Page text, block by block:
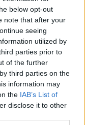
below opt-out
note that after your
seeing
utilized by
parties prior to
of the further
third parties on the
information may
the IAB’s List of
disclose it to other
σε 13.65,
τώρα στα πόδια
που